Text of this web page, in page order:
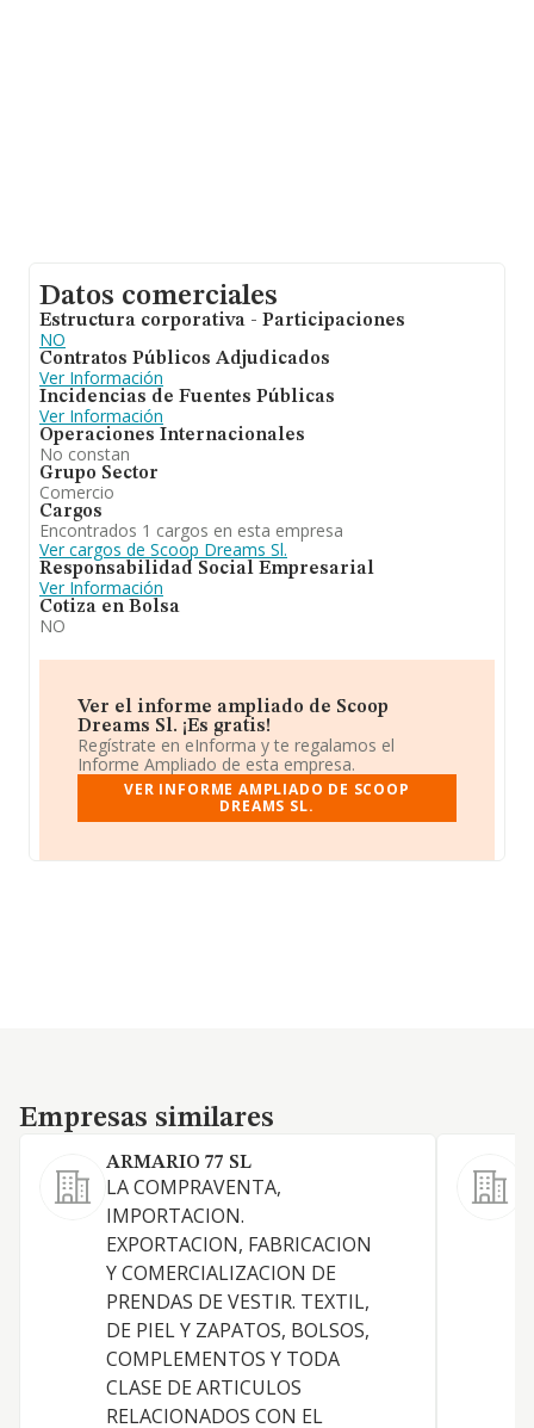
Datos comerciales
Estructura corporativa - Participaciones
NO
Contratos Públicos Adjudicados
Ver Información
Incidencias de Fuentes Públicas
Ver Información
Operaciones Internacionales
No constan
Grupo Sector
Comercio
Cargos
Encontrados 1 cargos en esta empresa
Ver cargos de Scoop Dreams Sl.
Responsabilidad Social Empresarial
Ver Información
Cotiza en Bolsa
NO
Ver el informe ampliado de Scoop
Dreams Sl. ¡Es gratis!
Regístrate en eInforma y te regalamos el
Informe Ampliado de esta empresa.
VER INFORME AMPLIADO DE SCOOP
DREAMS SL.
Empresas similares
Empresas similares
ARMARIO 77 SL
LA COMPRAVENTA,
IMPORTACION.
EXPORTACION, FABRICACION
Y COMERCIALIZACION DE
PRENDAS DE VESTIR. TEXTIL,
DE PIEL Y ZAPATOS, BOLSOS,
COMPLEMENTOS Y TODA
CLASE DE ARTICULOS
RELACIONADOS CON EL